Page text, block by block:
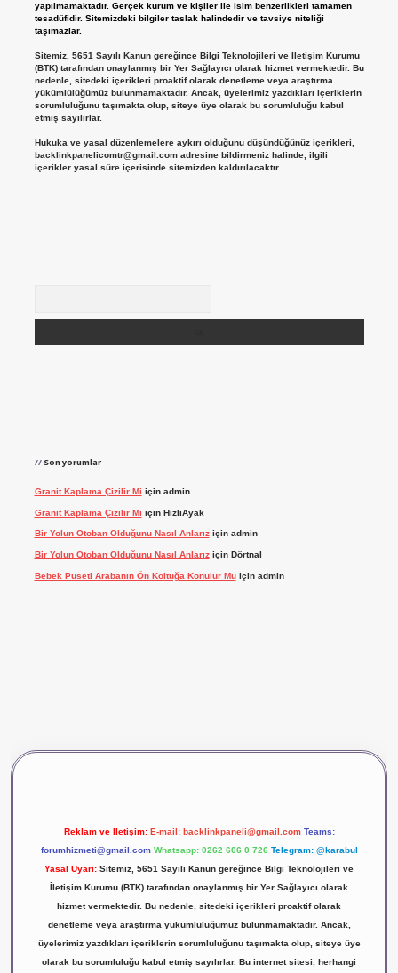
yapılmamaktadır. Gerçek kurum ve kişiler ile isim benzerlikleri tamamen
tesadüfidir. Sitemizdeki bilgiler taslak halindedir ve tavsiye niteliği
taşımazlar.
Sitemiz, 5651 Sayılı Kanun gereğince Bilgi Teknolojileri ve İletişim Kurumu
(BTK) tarafından onaylanmış bir Yer Sağlayıcı olarak hizmet vermektedir. Bu
nedenle, sitedeki içerikleri proaktif olarak denetleme veya araştırma
yükümlülüğümüz bulunmamaktadır. Ancak, üyelerimiz yazdıkları içeriklerin
sorumluluğunu taşımakta olup, siteye üye olarak bu sorumluluğu kabul
etmiş sayılırlar.
Hukuka ve yasal düzenlemelere aykırı olduğunu düşündüğünüz içerikleri,
backlinkpanelicomtr@gmail.comadresine bildirmeniz halinde, ilgili
içerikler yasal süre içerisinde sitemizden kaldırılacaktır.
Son yorumlar
Granit Kaplama Çizilir Mi için admin
Granit Kaplama Çizilir Mi için HızlıAyak
Bir Yolun Otoban Olduğunu Nasıl Anlarıziçin admin
Bir Yolun Otoban Olduğunu Nasıl Anlarıziçin Dörtnal
Bebek Puseti Arabanın Ön Koltuğa Konulur Muiçin admin
Reklam ve İletişim: E-mail: backlinkpaneli@gmail.com Teams:
forumhizmeti@gmail.com Whatsapp: 0262 606 0 726 Telegram: @karabul
Yasal Uyarı: Sitemiz, 5651 Sayılı Kanun gereğince Bilgi Teknolojileri ve
İletişim Kurumu (BTK) tarafından onaylanmış bir Yer Sağlayıcı olarak
hizmet vermektedir. Bu nedenle, sitedeki içerikleri proaktif olarak
denetleme veya araştırma yükümlülüğümüz bulunmamaktadır. Ancak,
üyelerimiz yazdıkları içeriklerin sorumluluğunu taşımakta olup, siteye üye
olarak bu sorumluluğu kabul etmiş sayılırlar. Bu internet sitesi, herhangi